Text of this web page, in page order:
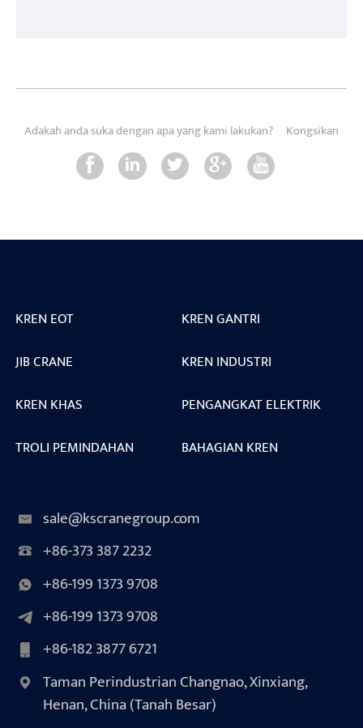
Adakah anda suka dengan apa yang kami lakukan? Kongsikan
KREN EOT
KREN GANTRI
JIB CRANE
KREN INDUSTRI
KREN KHAS
PENGANGKAT ELEKTRIK
TROLI PEMINDAHAN
BAHAGIAN KREN
sale@kscranegroup.com
+86-373 387 2232
+86-199 1373 9708
+86-199 1373 9708
+86-182 3877 6721
Taman Perindustrian Changnao, Xinxiang,
Henan, China (Tanah Besar)